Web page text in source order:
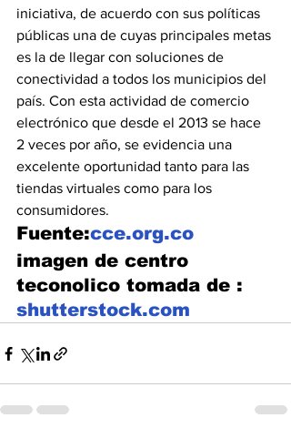
iniciativa, de acuerdo con sus políticas
públicas una de cuyas principales metas
es la de llegar con soluciones de
conectividad a todos los municipios del
país. Con esta actividad de comercio
electrónico que desde el 2013 se hace
2 veces por año, se evidencia una
excelente oportunidad tanto para las
tiendas virtuales como para los
consumidores.
Fuente:cce.org.co
imagen de centro
teconolico tomada de :
shutterstock.com